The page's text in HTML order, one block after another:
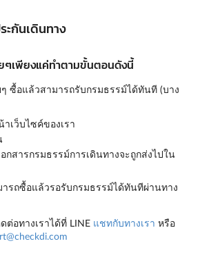
ะกันเดินทาง
ๆเพียงแค่ทำตามขั้นตอนดังนี้
ซื้อแล้วสามารถรับกรมธรรม์ได้ทันที (บาง
เว็บไซค์ของเรา
กสารกรมธรรม์การเดินทางจะถูกส่งไปใน
รถซื้อแล้วรอรับกรมธรรม์ได้ทันทีผ่านทาง
อทางเราได้ที่ LINE แชทกับทางเรา หรือ